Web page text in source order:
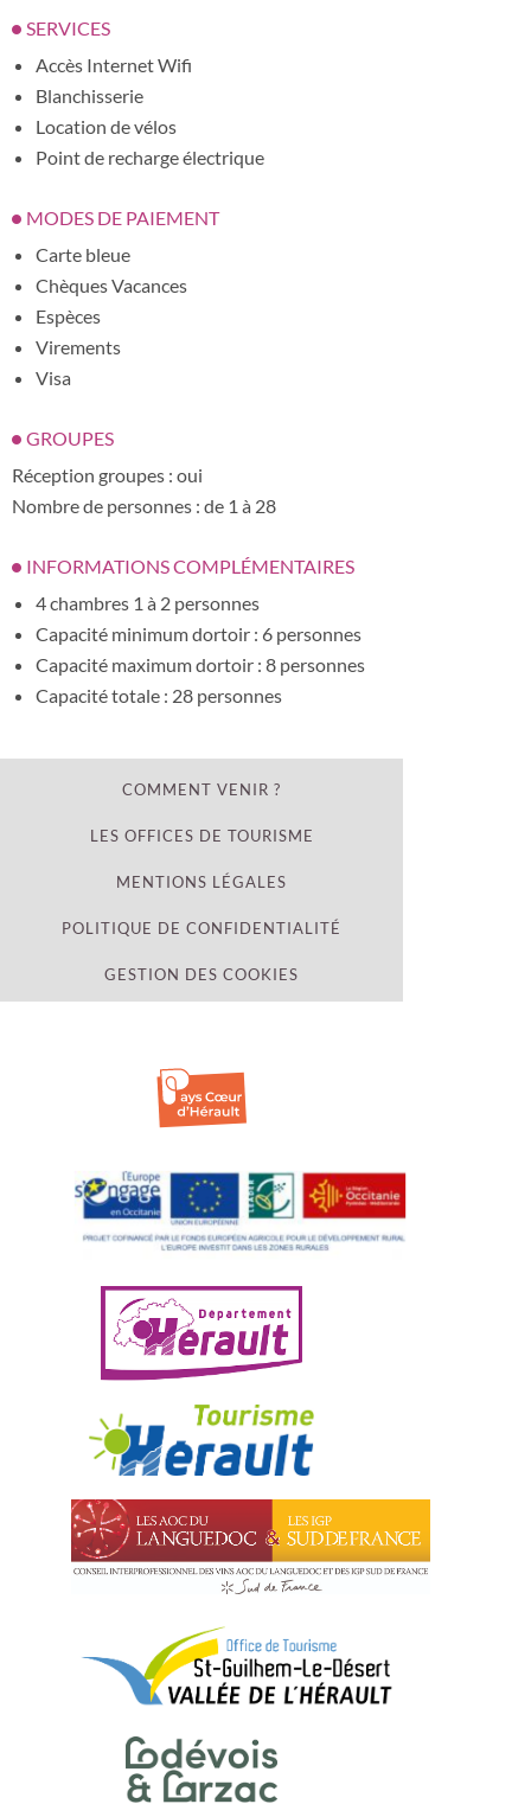
SERVICES
Accès Internet Wifi
Blanchisserie
Location de vélos
Point de recharge électrique
MODES DE PAIEMENT
Carte bleue
Chèques Vacances
Espèces
Virements
Visa
GROUPES
Réception groupes : oui
Nombre de personnes : de 1 à 28
INFORMATIONS COMPLÉMENTAIRES
4 chambres 1 à 2 personnes
Capacité minimum dortoir : 6 personnes
Capacité maximum dortoir : 8 personnes
Capacité totale : 28 personnes
COMMENT VENIR ?
LES OFFICES DE TOURISME
MENTIONS LÉGALES
POLITIQUE DE CONFIDENTIALITÉ
GESTION DES COOKIES